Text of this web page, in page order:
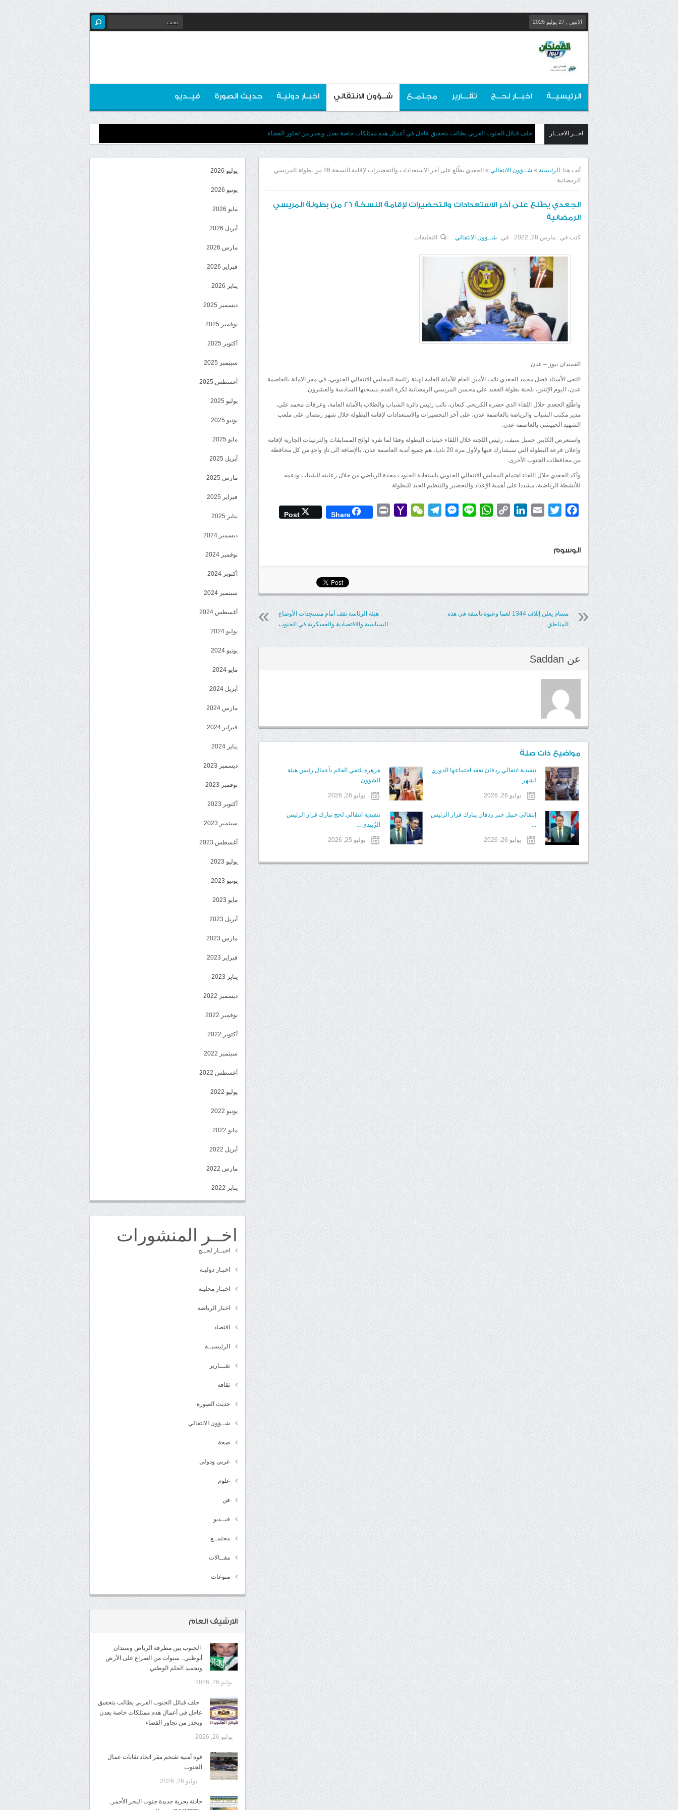
الإثنين , 27 يوليو 2026
الرئيسيــة اخبــار لحــج تقـــارير مجتمــع شــؤون الانتقالي اخبـار دوليـة حديث الصورة فيــديو
اخــر الاخبــار ​ ​ حلف قبائل الجنوب العربي يطالب بتحقيق عاجل في أعمال هدم ممتلكات خاصة بعدن ويحذر من تجاور القضاء
أنت هنا : الرئيسية » شــؤون الانتقالي »
الجعدي يطّلع على آخر الاستعدادات والتحضيرات لإقامة النسخة 26 من بطولة المريسي
الرمضانية
الجعدي يطّلع على آخر الاستعدادات والتحضيرات لإقامة النسخة 26 من بطولة المريسي
الرمضانية
كتب في : مارس 28, 2022 في شــؤون الانتقالي التعليقات
بطولة
المريسي
الرمضانية
مغلقة
القمندان نيوز – عدن
التقى الأستاذ فضل محمد الجعدي نائب الأمين العام للأمانة العامة لهيئة رئاسة المجلس الانتقالي الجنوبي، في مقر الامانة بالعاصمة
عدن، اليوم الإثنين، بلجنة بطولة الفقيد علي محسن المريسي الرمضانية لكرة القدم بنسختها السادسة والعشرون.
واطّلع الجعدي خلال اللقاء الذي حضره الكريحي كنعان، نائب رئيس دائرة الشباب والطلاب بالأمانة العامة، وعرفات محمد علي،
مدير مكتب الشباب والرياضة بالعاصمة عدن، على آخر التحضيرات والاستعدادات لإقامة البطولة خلال شهر رمضان على ملعب
الشهيد الحبيشي بالعاصمة عدن.
واستعرض الكابتن جميل سيف، رئيس اللجنة خلال اللقاء حيثيات البطولة وفقا لما تقره لوائح المسابقات والترتيبات الجارية لإقامة
وإعلان قرعة البطولة التي سيشارك فيها ولأول مرة 20 ناديا، هم جميع أندية العاصمة عدن، بالإضافة الى نادٍ واحدٍ من كل محافظة
من محافظات الجنوب الأخرى.
وأكد الجعدي خلال اللقاء اهتمام المجلس الانتقالي الجنوبي باستعادة الجنوب مجدة الرياضي من خلال رعايته للشباب ودعمه
للأنشطة الرياضية، مشددا على أهمية الإعداد والتحضير والتنظيم الجيد للبطولة
Facebook
Twitter
Email
LinkedIn
Copy
WhatsApp
Line
Messenger
Telegram
WeChat
Yahoo
Print
Share
Post
الوسوم
هيئة الرئاسة تقف أمام مستجدات الأوضاع
السياسية والاقتصادية والعسكرية في الجنوب
مسام يعلن إتلاف 1344 لغما وعبوة ناسفة في هذه
المناطق
عن Saddan
مواضيع ذات صلة
تنفيذية انتقالي ردفان تعقد اجتماعها الدوري
لشهر ...
يوليو 26, 2026
هرهرة يلتقي القائم بأعمال رئيس هيئة
الشؤون ...
يوليو 26, 2026
إنتقالي حبيل جبر ردفان يبارك قرار الرئيس
...
يوليو 26, 2026
تنفيذية انتقالي لحج تبارك قرار الرئيس
الزُبيدي ...
يوليو 25, 2026
يوليو 2026
يونيو 2026
مايو 2026
أبريل 2026
مارس 2026
فبراير 2026
يناير 2026
ديسمبر 2025
نوفمبر 2025
أكتوبر 2025
سبتمبر 2025
أغسطس 2025
يوليو 2025
يونيو 2025
مايو 2025
أبريل 2025
مارس 2025
فبراير 2025
يناير 2025
ديسمبر 2024
نوفمبر 2024
أكتوبر 2024
سبتمبر 2024
أغسطس 2024
يوليو 2024
يونيو 2024
مايو 2024
أبريل 2024
مارس 2024
فبراير 2024
يناير 2024
ديسمبر 2023
نوفمبر 2023
أكتوبر 2023
سبتمبر 2023
أغسطس 2023
يوليو 2023
يونيو 2023
مايو 2023
أبريل 2023
مارس 2023
فبراير 2023
يناير 2023
ديسمبر 2022
نوفمبر 2022
أكتوبر 2022
سبتمبر 2022
أغسطس 2022
يوليو 2022
يونيو 2022
مايو 2022
أبريل 2022
مارس 2022
يناير 2022
اخــر المنشورات
اخبــار لحــج
اخبـار دوليـة
اخبـار محليـة
اخبار الرياضة
اقتصاد
الرئيسيــة
تقـــارير
ثقافة
حديث الصورة
شــؤون الانتقالي
صحة
عربي ودولي
علوم
فن
فيــديو
مجتمــع
مقــالات
منوعات
الارشيف العام
​ الجنوب بين مطرقة الرياض وسندان
أبوظبي.. سنوات من الصراع على الأرض
وتجميد الحلم الوطني
يوليو 26, 2026
​ ​ حلف قبائل الجنوب العربي يطالب بتحقيق
عاجل في أعمال هدم ممتلكات خاصة بعدن
ويحذر من تجاور القضاء
يوليو 26, 2026
قوة أمنية تقتحم مقر اتحاد نقابات عمال
الجنوب
يوليو 26, 2026
حادثة بحرية جديدة جنوب البحر الأحمر..